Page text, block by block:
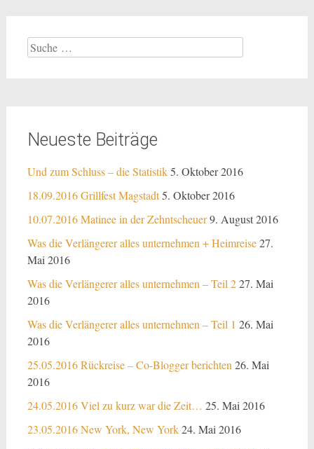
Suche
nach:
Neueste Beiträge
Und zum Schluss – die Statistik5. Oktober 2016
18.09.2016 Grillfest Magstadt5. Oktober 2016
10.07.2016 Matinee in der Zehntscheuer9. August 2016
Was die Verlängerer alles unternehmen + Heimreise27.
Mai 2016
Was die Verlängerer alles unternehmen – Teil 227. Mai
2016
Was die Verlängerer alles unternehmen – Teil 1 26. Mai
2016
25.05.2016 Rückreise – Co-Blogger berichten 26. Mai
2016
24.05.2016 Viel zu kurz war die Zeit… 25. Mai 2016
23.05.2016 New York, New York24. Mai 2016